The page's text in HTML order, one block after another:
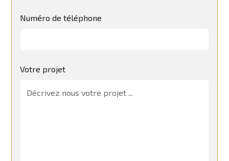
Numéro de téléphone
Votre projet